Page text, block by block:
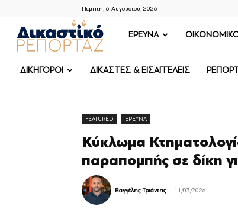
Πέμπτη, 6 Αυγούστου, 2026
ΔΙΚΑΣΤΙΚΟ
ΡΕΠΟΡΤΑΖ
ΕΡΕΥΝΑ
ΔΙΚΗΓΟΡΟΙ ΔΙΚΑΣΤΕΣ & ΕΙΣΑΓΓΕΛΕΙΣ
FEATURED ΕΡΕΥΝΑ
Κύκλωμα
παραπομπής σε δίκη
Βαγγέλης Τριάντης - 11/03/2026